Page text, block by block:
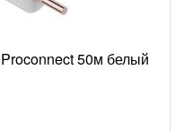
50м белый